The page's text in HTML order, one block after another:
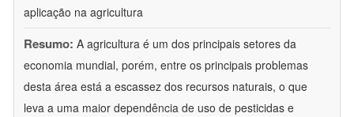
aplicação na agricultura
Resumo: A agricultura é um dos principais setores da
economia mundial, porém, entre os principais problemas
desta área está a escassez dos recursos naturais, o que
leva a uma maior dependência de uso de pesticidas e